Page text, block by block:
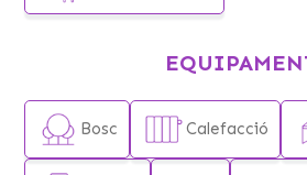
Bosc Calefacció